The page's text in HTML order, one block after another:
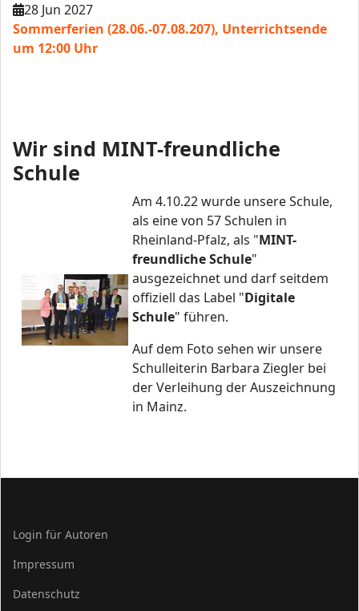
28 Jun 2027
Sommerferien (28.06.-07.08.207), Unterrichtsende
um 12:00 Uhr
Wir sind MINT-freundliche
Schule
Am 4.10.22 wurde unsere Schule,
als eine von 57 Schulen in
Rheinland-Pfalz, als "MINT-
freundliche Schule"
ausgezeichnet und darf seitdem
offiziell das Label "Digitale
Schule" führen.
Auf dem Foto sehen wir unsere
Schulleiterin Barbara Ziegler bei
der Verleihung der Auszeichnung
in Mainz.
Login für Autoren
Impressum
Datenschutz